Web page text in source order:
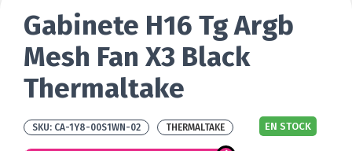
Gabinete H16 Tg Argb
Mesh Fan X3 Black
Thermaltake
CA-1Y8-00S1WN-02 EN STOCK
THERMALTAKE